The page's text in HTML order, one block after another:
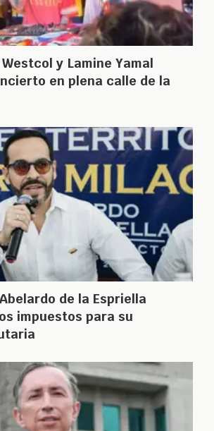
y Lamine Yamal
en plena calle de la
de la Espriella
impuestos para su